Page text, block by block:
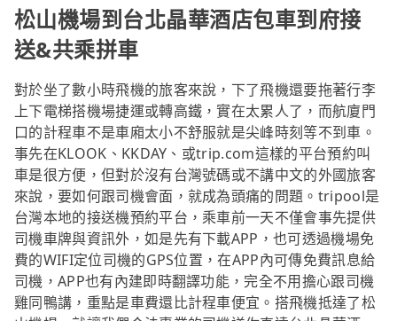
松山機場到台北晶華酒店包車到府接
送&共乘拼車
對於坐了數小時飛機的旅客來說，下了飛機還要拖著行李
上下電梯搭機場捷運或轉高鐵，實在太累人了，而航廈門
口的計程車不是車廂太小不舒服就是尖峰時刻等不到車。
事先在KLOOK、KKDAY、或trip.com這樣的平台預約叫
車是很方便，但對於沒有台灣號碼或不講中文的外國旅客
來說，要如何跟司機會面，就成為頭痛的問題。tripool是
台灣本地的接送機預約平台，乘車前一天不僅會事先提供
司機車牌與資訊外，如是先有下載APP，也可透過機場免
費的WIFI定位司機的GPS位置，在APP內可傳免費訊息給
司機，APP也有內建即時翻譯功能，完全不用擔心跟司機
雞同鴨講，重點是車費還比計程車便宜。搭飛機抵達了松